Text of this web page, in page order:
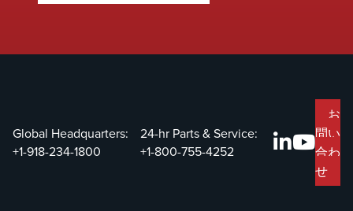
Global Headquarters:
+1-918-234-1800
24-hr Parts & Service:
+1-800-755-4252
お
問い
合わ
せ